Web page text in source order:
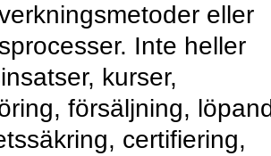
eller
Inte heller
kurser,
försäljning,
certifiering,